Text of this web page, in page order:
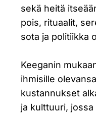
sekä heitä
pois, rituaalit,
sota ja politiikka
Keeganin
ihmisille
kustannukset
ja kulttuuri,